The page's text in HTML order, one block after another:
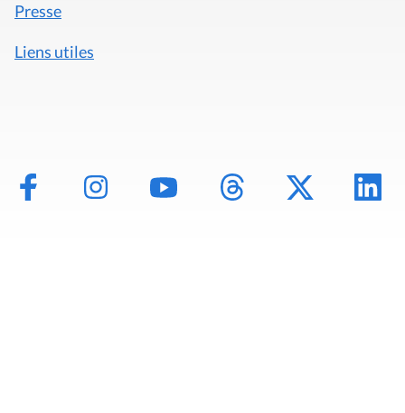
Presse
Liens utiles